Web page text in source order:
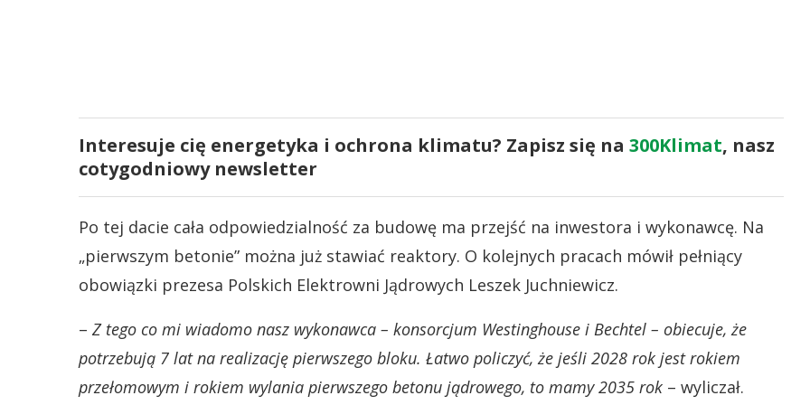
Interesuje cię energetyka i ochrona klimatu? Zapisz się na 300Klimat, nasz
cotygodniowy newsletter
Po tej dacie cała odpowiedzialność za budowę ma przejść na inwestora i wykonawcę. Na
„pierwszym betonie” można już stawiać reaktory. O kolejnych pracach mówił pełniący
obowiązki prezesa Polskich Elektrowni Jądrowych Leszek Juchniewicz.
– Z tego co mi wiadomo nasz wykonawca – konsorcjum Westinghouse i Bechtel – obiecuje, że
potrzebują 7 lat na realizację pierwszego bloku. Łatwo policzyć, że jeśli 2028 rok jest rokiem
przełomowym i rokiem wylania pierwszego betonu jądrowego, to mamy 2035 rok – wyliczał.